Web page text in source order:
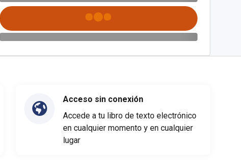
Acceso sin conexión
Accede a tu libro de texto electrónico
en cualquier momento y en cualquier
lugar